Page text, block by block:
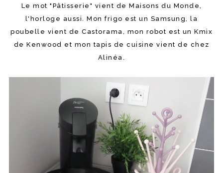
Le mot "Pâtisserie" vient de Maisons du Monde,
l'horloge aussi. Mon frigo est un Samsung, la
poubelle vient de Castorama, mon robot est un Kmix
de Kenwood et mon tapis de cuisine vient de chez
Alinéa.